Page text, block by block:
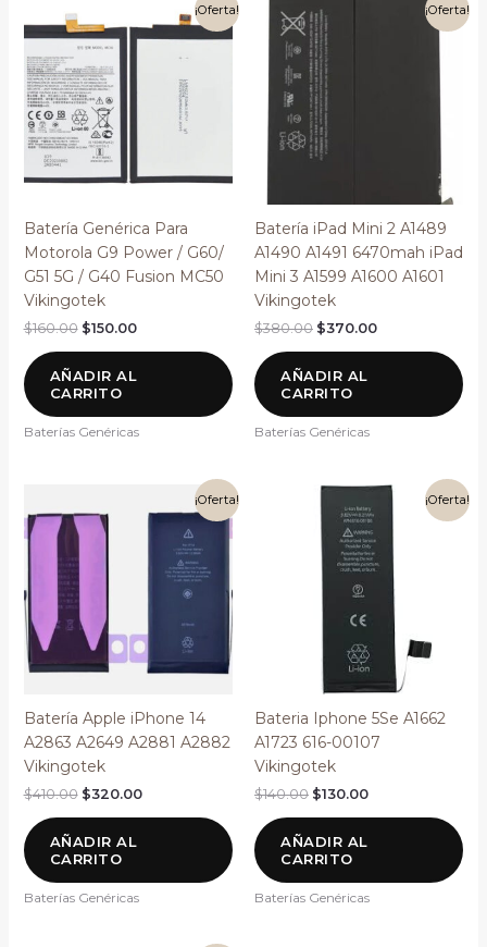
¡Oferta!
Batería Genérica Para
Motorola G9 Power / G60/
G51 5G / G40 Fusion MC50
Vikingotek
$160.00
original
era:
$160.00.
$150.00
precio
actual
AÑADIR AL
CARRITO
Baterías Genéricas
¡Oferta!
Batería iPad Mini 2 A1489
A1490 A1491 6470mah iPad
Mini 3 A1599 A1600 A1601
Vikingotek
$380.00
precio
original
era:
$380.00.
$370.00
$370.00.
AÑADIR AL
CARRITO
Baterías Genéricas
¡Oferta!
Batería Apple iPhone 14
A2863 A2649 A2881 A2882
Vikingotek
$410.00
precio
original
$320.00
precio
actual
$320.00.
AÑADIR AL
CARRITO
Baterías Genéricas
¡Oferta!
Bateria Iphone 5Se A1662
A1723 616-00107
Vikingotek
$140.00
El
precio
original
era:
$140.00.
$130.00
El
precio
actual
es:
$130.00.
AÑADIR AL
CARRITO
Baterías Genéricas